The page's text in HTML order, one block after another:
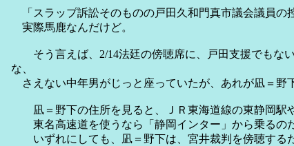
「スラップ訴訟そのものの戸田久和門真市議会議員の
実際馬鹿なんだけど。
そう言えば、2/14法廷の傍聴席に、戸田支援でもない
な、
さえない中年男がじっと座っていたが、あれが凪＝野
凪＝野下の住所を見ると、ＪＲ東海道線の東静岡駅や
東名高速道を使うなら「静岡インター」から乗る
いずれにしても、凪＝野下は、宮井裁判を傍聴する